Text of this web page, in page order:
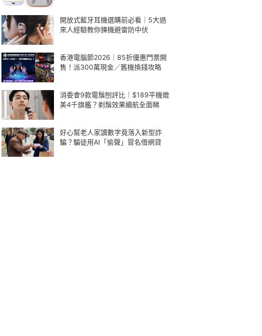
開放式藍牙耳機選購前必看｜5大過
來人經驗教你揀機避雷防中伏
香港電腦節2026｜85折優惠門票開
售！派300萬現金／舊機換錢攻略
消委會9款電鬚刨評比｜$189平機媲
美4千旗艦？剃鬚效果續航全面睇
好心幫老人家讀數字竟落入新型詐
騙？騙徒用AI「偷聲」冒名借網貸